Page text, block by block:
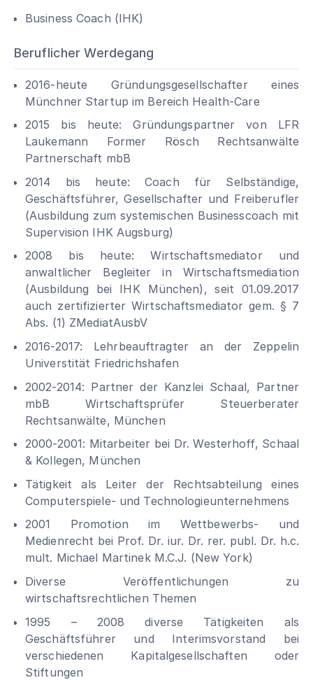
Business Coach (IHK)
Beruflicher Werdegang
2016-heute Gründungsgesellschafter eines
Münchner Startup im Bereich Health-Care
2015 bis heute: Gründungspartner von LFR
Laukemann Former Rösch Rechtsanwälte
Partnerschaft mbB
2014 bis heute: Coach für Selbständige,
Geschäftsführer, Gesellschafter und Freiberufler
(Ausbildung zum systemischen Businesscoach mit
Supervision IHK Augsburg)
2008 bis heute: Wirtschaftsmediator und
anwaltlicher Begleiter in Wirtschaftsmediation
(Ausbildung bei IHK München), seit 01.09.2017
auch zertifizierter Wirtschaftsmediator gem. § 7
Abs. (1) ZMediatAusbV
2016-2017: Lehrbeauftragter an der Zeppelin
Universtität Friedrichshafen
2002-2014: Partner der Kanzlei Schaal, Partner
mbB Wirtschaftsprüfer Steuerberater
Rechtsanwälte, München
2000-2001: Mitarbeiter bei Dr. Westerhoff, Schaal
& Kollegen, München
Tätigkeit als Leiter der Rechtsabteilung eines
Computerspiele- und Technologieunternehmens
2001 Promotion im Wettbewerbs- und
Medienrecht bei Prof. Dr. iur. Dr. rer. publ. Dr. h.c.
mult. Michael Martinek M.C.J. (New York)
Diverse Veröffentlichungen zu
wirtschaftsrechtlichen Themen
1995 – 2008 diverse Tätigkeiten als
Geschäftsführer und Interimsvorstand bei
verschiedenen Kapitalgesellschaften oder
Stiftungen